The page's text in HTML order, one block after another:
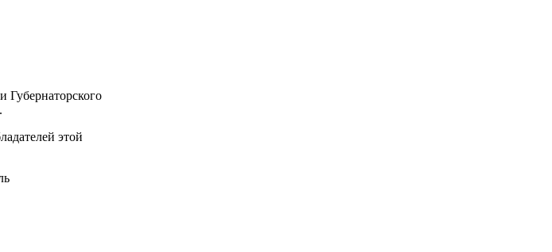
Губернаторского
этой